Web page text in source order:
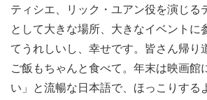
ティシエ、リック・ユアン役を演じる
として大きな場所、大きなイベントに
てうれしいし、幸せです。皆さん帰り
ご飯もちゃんと食べて。年末は映画館
い」と流暢な日本語で、ほっこりする